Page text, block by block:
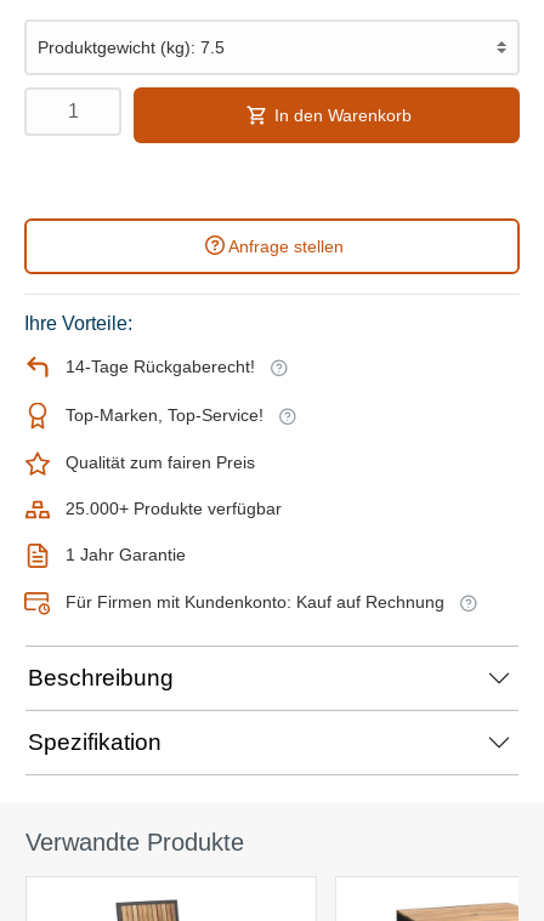
In den Warenkorb
Anfrage stellen
Ihre Vorteile:
14-Tage Rückgaberecht!
Top-Marken, Top-Service!
Qualität zum fairen Preis
25.000+ Produkte verfügbar
1 Jahr Garantie
Für Firmen mit Kundenkonto: Kauf auf Rechnung
Beschreibung
Spezifikation
Verwandte Produkte